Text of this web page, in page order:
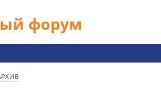
форум